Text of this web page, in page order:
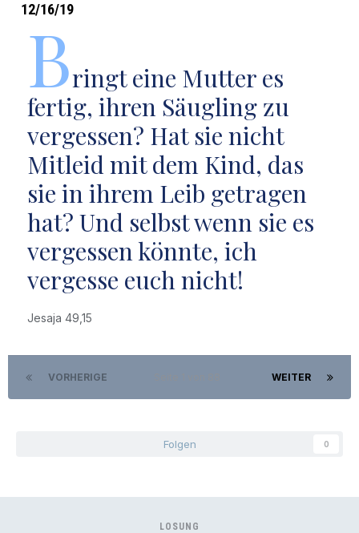
12/16/19
Bringt eine Mutter es
fertig, ihren Säugling zu
vergessen? Hat sie nicht
Mitleid mit dem Kind, das
sie in ihrem Leib getragen
hat? Und selbst wenn sie es
vergessen könnte, ich
vergesse euch nicht!
Jesaja 49,15
VORHERIGE WEITER
Folgen 0
LOSUNG